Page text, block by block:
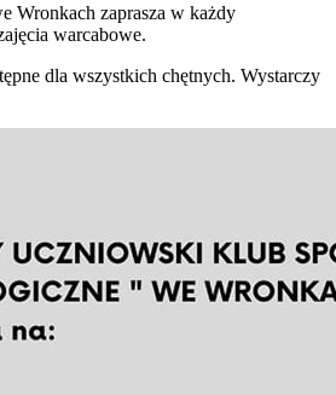
Wronkach zaprasza w każdy
warcabowe.
dla wszystkich chętnych. Wystarczy